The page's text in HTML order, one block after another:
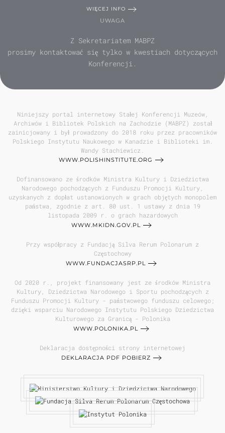
WIĘCEJ INFO
UWAGA
Z Sekretariatem MABPZ
prosimy kontaktować się tylko w kwestiach dotyczących
Konferencji.
Niniejszy portal internetowy Stałej Konferencji Muzeów,
Archiwów i Bibliotek Polskich na Zachodzie (MABPZ) został
zainicjowany i był prowadzony do 2018 roku przez pracowników
Polskiego Instytutu Naukowego w Kanadzie i Biblioteki im.
Wandy Stachiewicz.
WWW.POLISHINSTITUTE.ORG
Dofinansowano ze środków Ministra Kultury i Dziedzictwa
Narodowego pochodzących z Funduszu Promocji Kultury,
uzyskanych z dopłat ustanowionych w grach objętych monopolem
państwa, zgodnie z art. 80 ust. 1 ustawy z dnia 19
listopada 2009 r. o grach hazardowych
WWW.MKIDN.GOV.PL
Przy współpracy z Fundacją Silva Rerum Polonarum z
Częstochowy
WWW.FUNDACJASRP.PL
Od 2020 r., projekt finansowany jest ze środków Ministra
Kultury, Dziedzictwa Narodowego i Sportu pochodzących z
Funduszu Promocji Kultury - państwowego funduszu celowego;
dzięki wsparciu Narodowego Instytutu Polskiego Dziedzictwa
Kulturowego za Granicą - Polonika
WWW.POLONIKA.PL
Deklaracja dostępności strony internetowej
DEKLARACJA PDF POBIERZ